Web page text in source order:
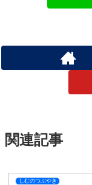
関連記事
しむのつぶやき